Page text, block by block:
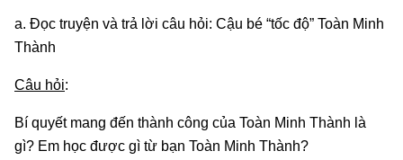
a. Đọc truyện và trả lời câu hỏi: Cậu bé “tốc độ” Toàn Minh
Thành
Câu hỏi:
Bí quyết mang đến thành công của Toàn Minh Thành là
gì? Em học được gì từ bạn Toàn Minh Thành?